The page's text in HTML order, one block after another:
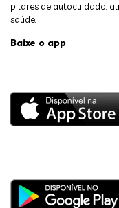
pilares de autocuidado:
saúde.
Baixe o app